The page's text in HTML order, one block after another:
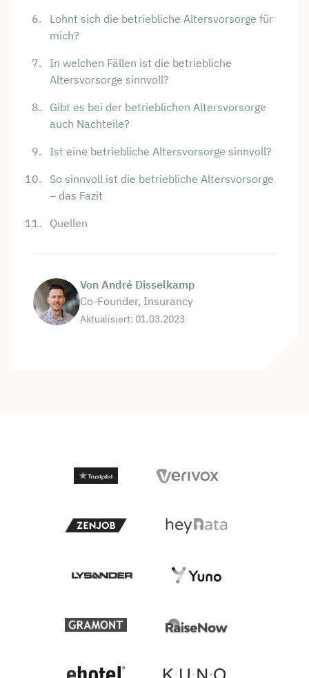
Lohnt sich die betriebliche Altersvorsorge für
mich?
In welchen Fällen ist die betriebliche
Altersvorsorge sinnvoll?
Gibt es bei der betrieblichen Altersvorsorge
auch Nachteile?
Ist eine betriebliche Altersvorsorge sinnvoll?
So sinnvoll ist die betriebliche Altersvorsorge
– das Fazit
Quellen
Von André Disselkamp
Co-Founder, Insurancy
Aktualisiert: 01.03.2023